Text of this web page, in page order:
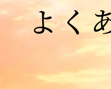
よく